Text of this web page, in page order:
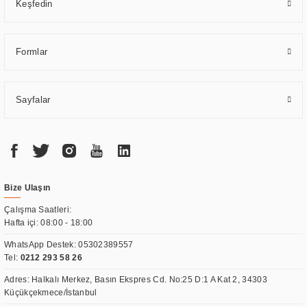
Keşfedin
Formlar
Sayfalar
Bize Ulaşın
Çalışma Saatleri:
Hafta içi: 08:00 - 18:00
WhatsApp Destek:05302389557
Tel: 0212 293 58 26
Adres: Halkalı Merkez, Basın Ekspres Cd. No:25 D:1 A Kat 2, 34303
Küçükçekmece/İstanbul